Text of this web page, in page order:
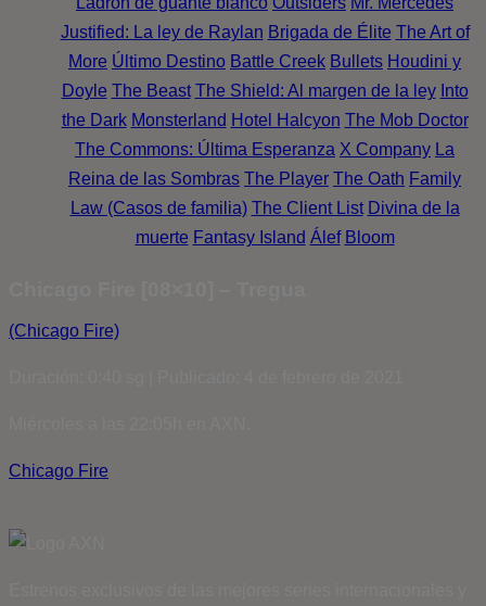
Justified: La ley de Raylan Brigada de Élite The Art of
More Último Destino Battle Creek Bullets Houdini y
Doyle The Beast The Shield: Al margen de la ley Into
the Dark Monsterland Hotel Halcyon The Mob Doctor
The Commons: Última Esperanza X Company La
Reina de las Sombras The Player The Oath Family
Law (Casos de familia) The Client List Divina de la
muerte Fantasy Island Álef Bloom
(Chicago Fire)
Chicago Fire